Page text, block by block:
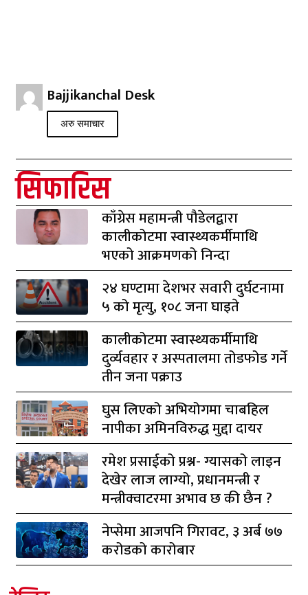
Bajjikanchal Desk
अरु समाचार
सिफारिस
काँग्रेस महामन्त्री पौडेलद्वारा
कालीकोटमा स्वास्थ्यकर्मीमाथि
भएको आक्रमणको निन्दा
२४ घण्टामा देशभर सवारी दुर्घटनामा
५ को मृत्यु, १०८ जना घाइते
कालीकोटमा स्वास्थ्यकर्मीमाथि
दुर्व्यवहार र अस्पतालमा तोडफोड गर्ने
तीन जना पक्राउ
घुस लिएको अभियोगमा चाबहिल
नापीका अमिनविरुद्ध मुद्दा दायर
रमेश प्रसाईको प्रश्न- ग्यासको लाइन
देखेर लाज लाग्यो, प्रधानमन्त्री र
मन्त्रीक्वाटरमा अभाव छ की छैन ?
नेप्सेमा आजपनि गिरावट, ३ अर्ब ७७
करोडको कारोबार